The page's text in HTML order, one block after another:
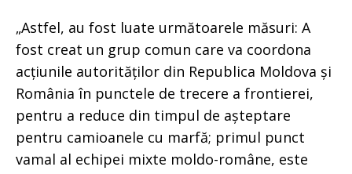
„Astfel, au fost luate următoarele măsuri: A
fost creat un grup comun care va coordona
acțiunile autorităților din Republica Moldova și
România în punctele de trecere a frontierei,
pentru a reduce din timpul de așteptare
pentru camioanele cu marfă; primul punct
vamal al echipei mixte moldo-române, este